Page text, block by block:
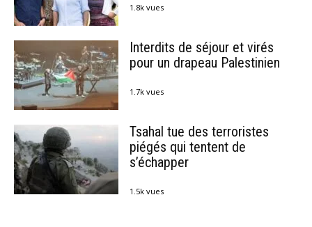
1.8k vues
Interdits de séjour et virés
pour un drapeau Palestinien
1.7k vues
Tsahal tue des terroristes
piégés qui tentent de
s’échapper
1.5k vues